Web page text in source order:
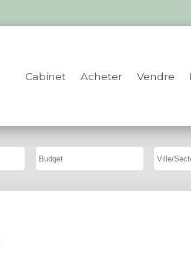
Cabinet Acheter Vendre